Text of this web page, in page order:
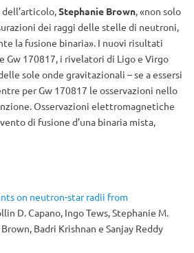
Stephanie Brown, «non solo
dei raggi delle stelle di neutroni,
la fusione binaria». I nuovi risultati
Gw 170817, i rivelatori di Ligo e Virgo
sole onde gravitazionali – se a essersi
per Gw 170817 le osservazioni nello
Osservazioni elettromagnetiche
di fusione d’una binaria mista,
on neutron-star radii from
D. Capano, Ingo Tews, Stephanie M.
Badri Krishnan e Sanjay Reddy